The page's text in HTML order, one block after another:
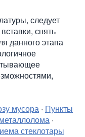
следует
снять
данного этапа
мусора · Пункты
·
стеклотары